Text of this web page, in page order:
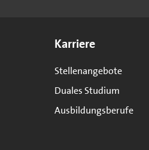
Karriere
Stellenangebote
Duales Studium
Ausbildungsberufe